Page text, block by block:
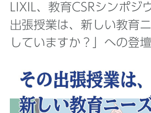
Top
企業ニュース
国内製品ニュース
グローバル製品ニュース
LIXIL、教育CSRシンポジ
出張授業は、新しい教育
していますか？」への登